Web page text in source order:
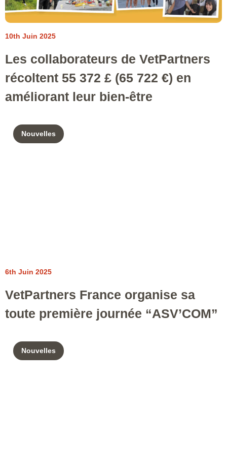
10th Juin 2025
Les collaborateurs de VetPartners
récoltent 55 372 £ (65 722 €) en
améliorant leur bien-être
Nouvelles
6th Juin 2025
VetPartners France organise sa
toute première journée “ASV’COM”
Nouvelles